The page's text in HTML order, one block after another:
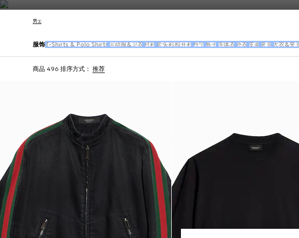
男士
服饰 T-Shirts & Polo Shirts 运动服&卫衣 衬衫 套头衫和开衫 丹宁 裤子 连体衣 外衣 皮革 夹克 大衣&夹
商品 496 排序方式： 推荐